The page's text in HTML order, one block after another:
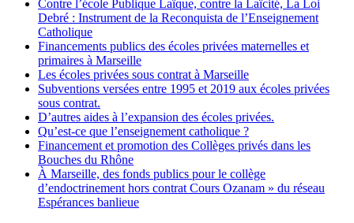
Contre l’école Publique Laïque, contre la Laïcité, La Loi
Debré : Instrument de la Reconquista de l’Enseignement
Catholique
Financements publics des écoles privées maternelles et
primaires à Marseille
Les écoles privées sous contrat à Marseille
Subventions versées entre 1995 et 2019 aux écoles privées
sous contrat.
D’autres aides à l’expansion des écoles privées.
Qu’est-ce que l’enseignement catholique ?
Financement et promotion des Collèges privés dans les
Bouches du Rhône
À Marseille, des fonds publics pour le collège
d’endoctrinement hors contrat Cours Ozanam » du réseau
Espérances banlieue